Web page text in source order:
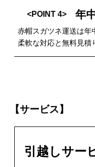
<POINT 4> 年
赤帽スガツネ運送は年
柔軟な対応と無料見積
【サービス】
引越しサー